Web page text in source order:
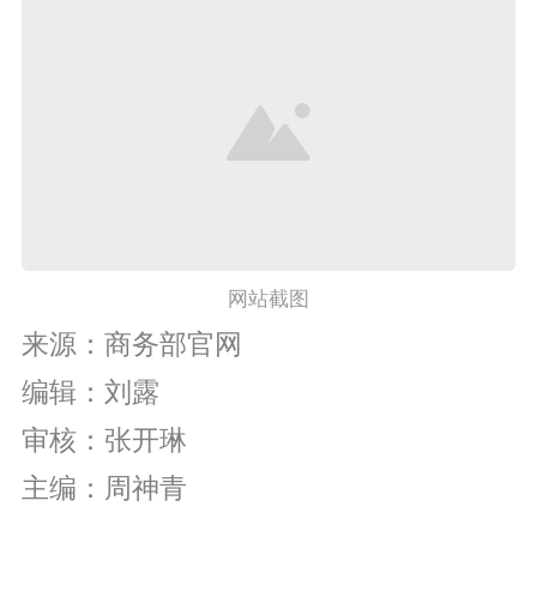
网站截图
来源： 商务部官网
编辑：刘露
审核：张开琳
主编：周神青